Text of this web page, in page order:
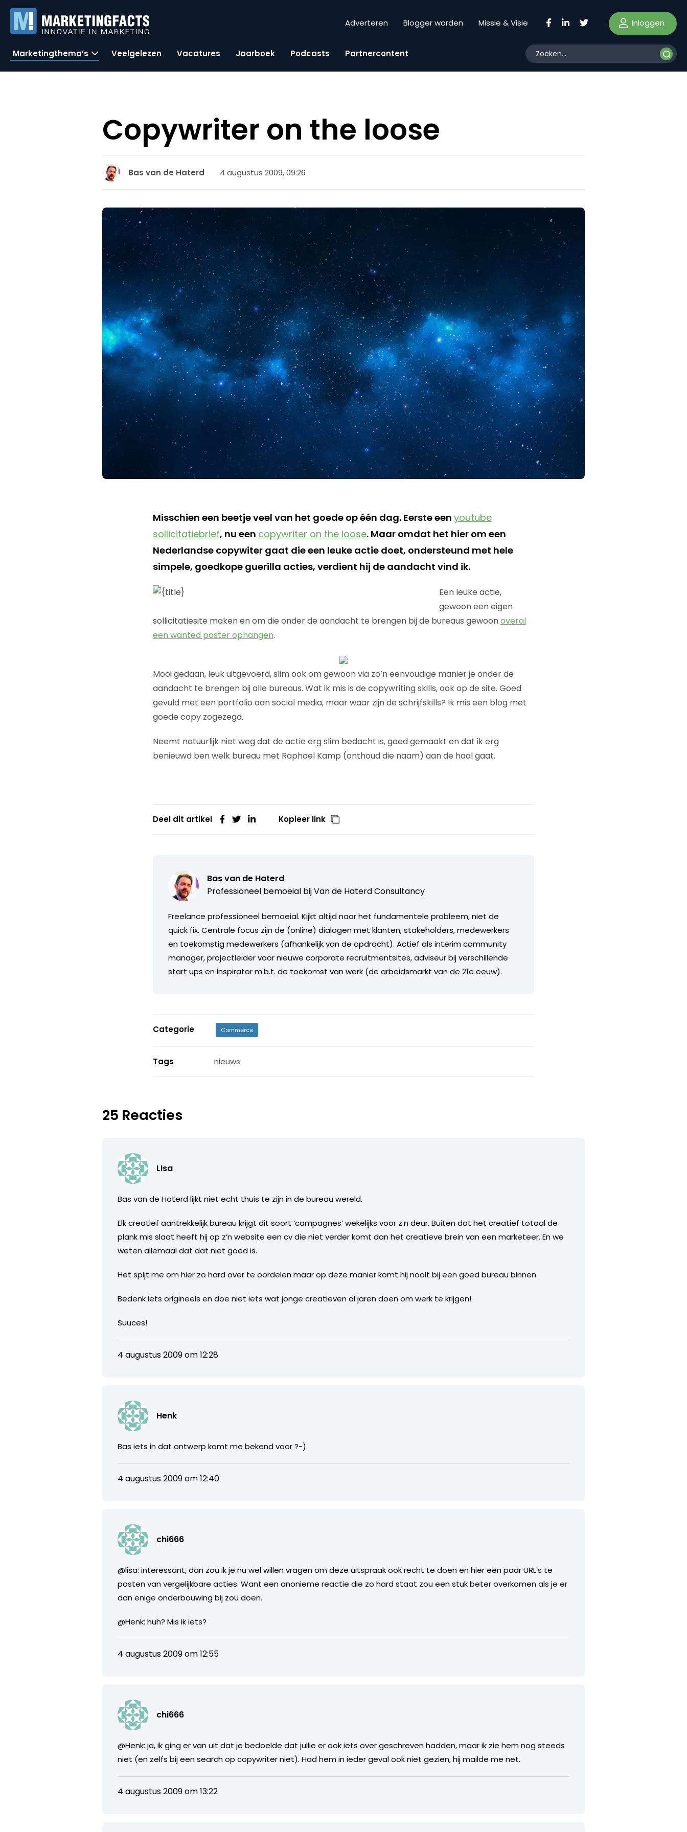
Adverteren Blogger worden Missie & Visie Inloggen
Marketingthema’s Veelgelezen Vacatures Jaarboek Podcasts Partnercontent
Copywriter on the loose
Bas van de Haterd 4 augustus 2009, 09:26
Misschien een beetje veel van het goede op één dag. Eerste een youtube
sollicitatiebrief, nu een copywriter on the loose. Maar omdat het hier om een
Nederlandse copywiter gaat die een leuke actie doet, ondersteund met hele
simpele, goedkope guerilla acties, verdient hij de aandacht vind ik.
Een leuke actie,
gewoon een eigen
sollicitatiesite maken en om die onder de aandacht te brengen bij de bureaus gewoonoveral
een wanted poster ophangen.
Mooi gedaan, leuk uitgevoerd, slim ook om gewoon via zo’n eenvoudige manier je onder de
aandacht te brengen bij alle bureaus. Wat ik mis is de copywriting skills, ook op de site. Goed
gevuld met een portfolio aan social media, maar waar zijn de schrijfskills? Ik mis een blog met
goede copy zogezegd.
Neemt natuurlijk niet weg dat de actie erg slim bedacht is, goed gemaakt en dat ik erg
benieuwd ben welk bureau met Raphael Kamp (onthoud die naam) aan de haal gaat.
Deel dit artikel Kopieer link
Bas van de Haterd
Professioneel bemoeial bijVan de Haterd Consultancy
Freelance professioneel bemoeial. Kijkt altijd naar het fundamentele probleem, niet de
quick fix. Centrale focus zijn de (online) dialogen met klanten, stakeholders, medewerkers
en toekomstig medewerkers (afhankelijk van de opdracht). Actief als interim community
manager, projectleider voor nieuwe corporate recruitmentsites, adviseur bij verschillende
start ups en inspirator m.b.t. de toekomst van werk (de arbeidsmarkt van de 21e eeuw).
Categorie Commerce
Tags nieuws
25 Reacties
LIsa
Bas van de Haterd lijkt niet echt thuis te zijn in de bureau wereld.
Elk creatief aantrekkelijk bureau krijgt dit soort ‘campagnes’ wekelijks voor z’n deur. Buiten dat het creatief totaal de
plank mis slaat heeft hij op z’n website een cv die niet verder komt dan het creatieve brein van een marketeer. En we
weten allemaal dat dat niet goed is.
Het spijt me om hier zo hard over te oordelen maar op deze manier komt hij nooit bij een goed bureau binnen.
Bedenk iets origineels en doe niet iets wat jonge creatieven al jaren doen om werk te krijgen!
Suuces!
4 augustus 2009 om 12:28
Henk
Bas iets in dat ontwerp komt me bekend voor ?-)
4 augustus 2009 om 12:40
chi666
@lisa: interessant, dan zou ik je nu wel willen vragen om deze uitspraak ook recht te doen en hier een paar URL’s te
posten van vergelijkbare acties. Want een anonieme reactie die zo hard staat zou een stuk beter overkomen als je er
dan enige onderbouwing bij zou doen.
@Henk: huh? Mis ik iets?
4 augustus 2009 om 12:55
chi666
@Henk: ja, ik ging er van uit dat je bedoelde dat jullie er ook iets over geschreven hadden, maar ik zie hem nog steeds
niet (en zelfs bij een search op copywriter niet). Had hem in ieder geval ook niet gezien, hij mailde me net.
4 augustus 2009 om 13:22